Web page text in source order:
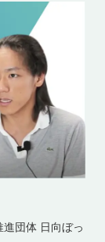
団体 日向ぼっ